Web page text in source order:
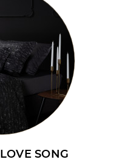
LOVE SONG